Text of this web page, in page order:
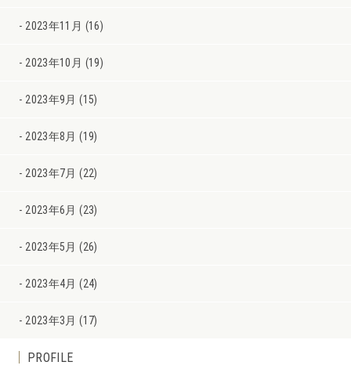
2023年11月 (16)
2023年10月 (19)
2023年9月 (15)
2023年8月 (19)
2023年7月 (22)
2023年6月 (23)
2023年5月 (26)
2023年4月 (24)
2023年3月 (17)
PROFILE